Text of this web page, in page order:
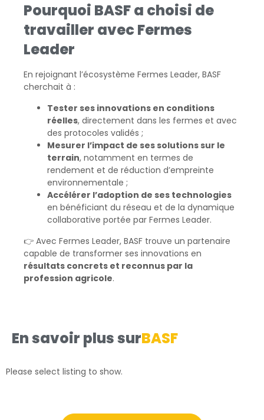
Pourquoi BASF a choisi de
travailler avec Fermes
Leader
En rejoignant l’écosystème Fermes Leader, BASF
cherchait à :
Tester ses innovations en conditions
réelles, directement dans les fermes et avec
des protocoles validés ;
Mesurer l’impact de ses solutions sur le
terrain, notamment en termes de
rendement et de réduction d’empreinte
environnementale ;
Accélérer l’adoption de ses technologies
en bénéficiant du réseau et de la dynamique
collaborative portée par Fermes Leader.
👉 Avec Fermes Leader, BASF trouve un partenaire
capable de transformer ses innovations en
résultats concrets et reconnus par la
profession agricole.
En savoir plus surBASF
Please select listing to show.